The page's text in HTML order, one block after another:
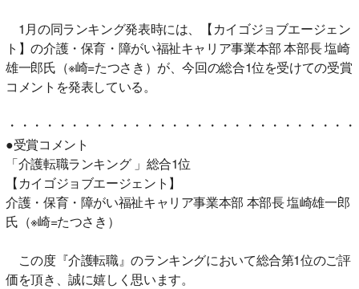
1月の同ランキング発表時には、【カイゴジョブエージェン
ト】の介護・保育・障がい福祉キャリア事業本部 本部長 塩崎
雄一郎氏（※崎=たつさき）が、今回の総合1位を受けての受賞
コメントを発表している。
・・・・・・・・・・・・・・・・・・・・・・・・・・・
●受賞コメント
「介護転職ランキング 」総合1位
【カイゴジョブエージェント】
介護・保育・障がい福祉キャリア事業本部 本部長 塩崎雄一郎
氏（※崎=たつさき）
この度『介護転職』のランキングにおいて総合第1位のご評
価を頂き、誠に嬉しく思います。